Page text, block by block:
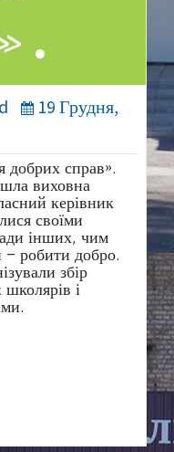
19 Грудня,
добрих справ».
виховна
керівник
своїми
інших, чим
– робити добро.
збір
і